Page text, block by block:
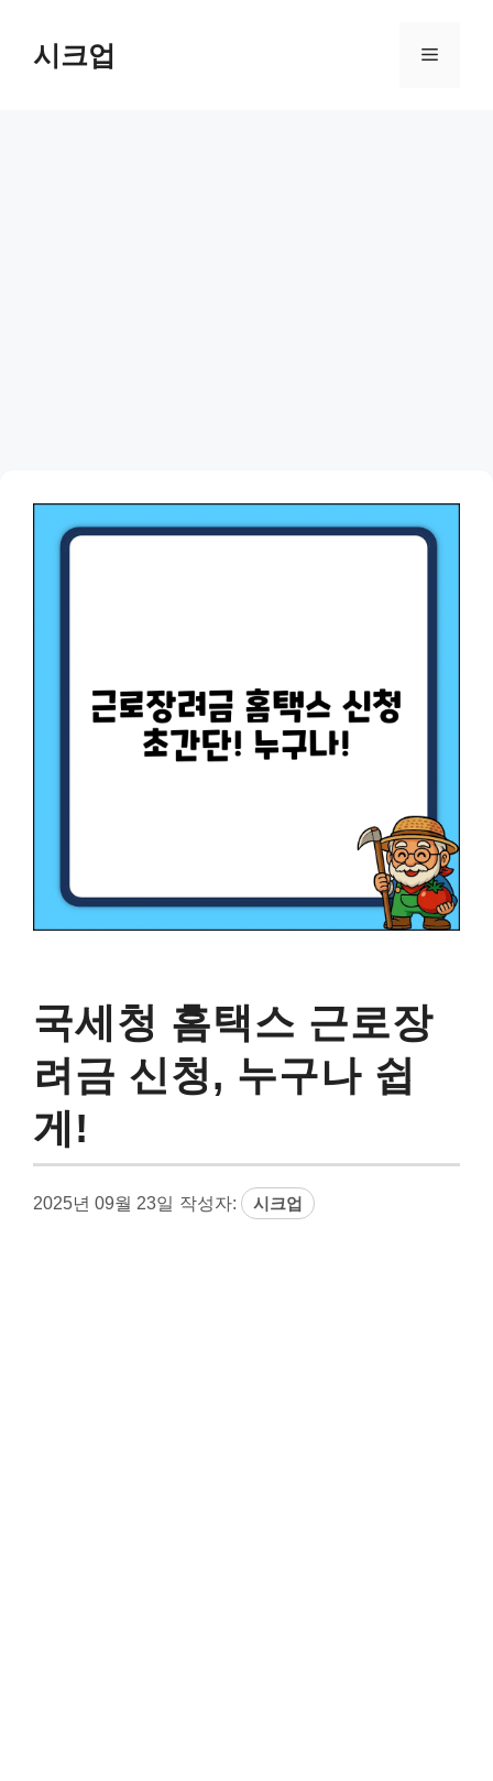
시크업 메
국세청 홈택스 근로장
려금 신청, 누구나 쉽
게!
2025년 09월 23일 작성자: 시크업